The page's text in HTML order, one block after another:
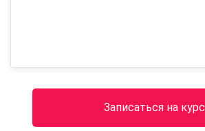
Записаться на курс